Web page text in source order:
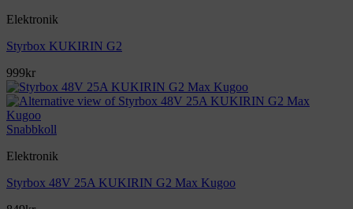
Elektronik
Styrbox KUKIRIN G2
999kr
Snabbkoll
Elektronik
Styrbox 48V 25A KUKIRIN G2 Max Kugoo